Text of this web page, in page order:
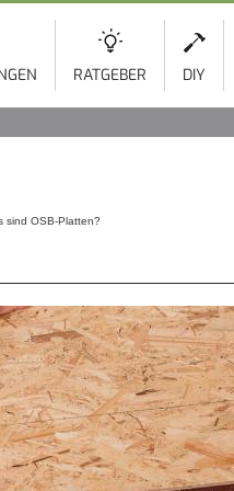
RATGEBER DIY
sind OSB-Platten?